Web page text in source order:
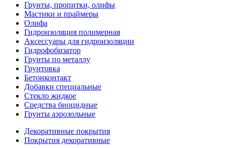
Грунты, пропитки, олифы
Мастики и праймеры
Олифа
Гидроизоляция полимерная
Аксессуары для гидроизоляции
Гидрофобизатор
Грунты по металлу
Грунтовка
Бетонконтакт
Добавки специальные
Стекло жидкое
Средства биоцидные
Грунты аэрозольные
Декоративные покрытия
Покрытия декоративные